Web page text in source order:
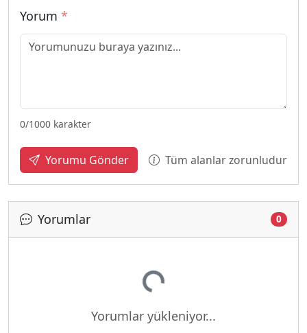
Yorum *
0/1000 karakter
Yorumu Gönder Tüm alanlar zorunludur
Yorumlar 0
Yükleniyor...
Yorumlar yükleniyor...